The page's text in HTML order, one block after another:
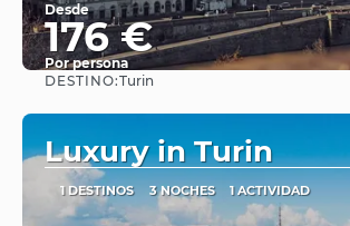
Desde
176 €
Por persona
DESTINO:Turin
Luxury in Turin
1 DESTINOS 3 NOCHES 1 ACTIVIDAD